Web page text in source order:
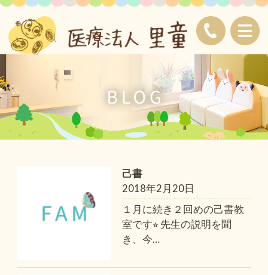
己書
2018年2月20日
１月に続き２回めの己書教
室です⭐︎ 先生の説明を聞
き、今…